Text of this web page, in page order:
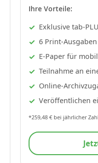
Ihre Vorteile:
Exklusive tab-
6 Print-
E-Paper für
Teilnahme an
Online-
Veröffentlichen
*259,48 € bei jährlicher